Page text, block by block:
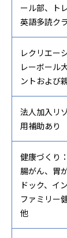
ール部、ト
英語多読ク
レクリエー
レーボール
ントおよび
法人加入リ
用補助あり
健康づくり
腸がん、胃
ドック、イ
ファミリー
他